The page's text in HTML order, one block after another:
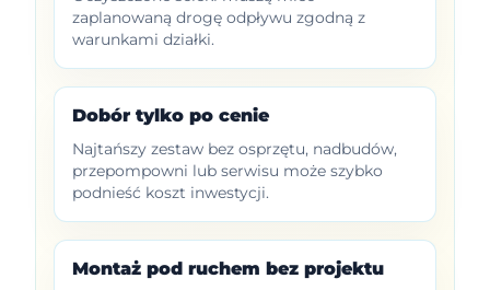
zaplanowaną drogę odpływu zgodną z
warunkami działki.
Dobór tylko po cenie
Najtańszy zestaw bez osprzętu, nadbudów,
przepompowni lub serwisu może szybko
podnieść koszt inwestycji.
Montaż pod ruchem bez projektu